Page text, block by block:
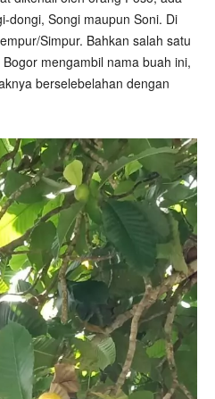
dongi, Songi maupun Soni. Di
Simpur. Bahkan salah satu
mengambil nama buah ini,
berselebelahan dengan